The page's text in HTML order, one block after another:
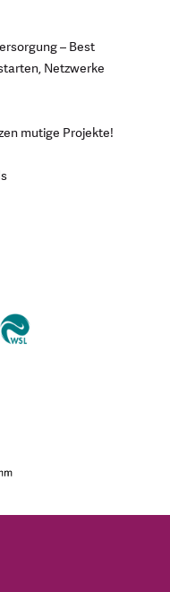
– Best
Netzwerke
mutige Projekte!